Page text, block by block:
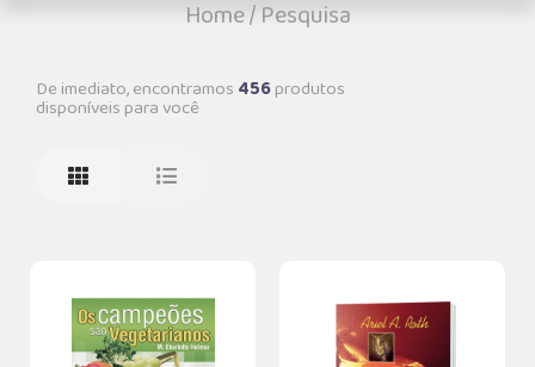
Home/Pesquisa
De imediato, encontramos 456produtos
disponíveis para você